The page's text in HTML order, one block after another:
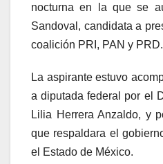
nocturna en la que se
Sandoval, candidata a
coalición PRI, PAN y PRD.
La aspirante estuvo
a diputada federal por el
Lilia Herrera Anzaldo, y
que respaldara el
el Estado de México.